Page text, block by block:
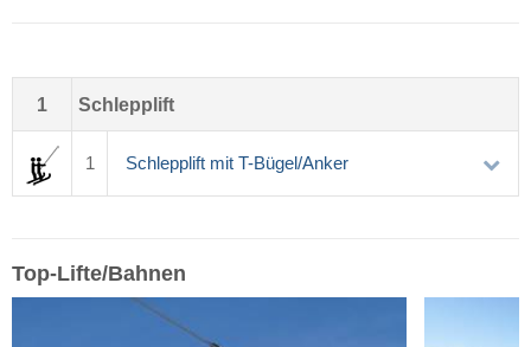
1 Schlepplift
1 Schlepplift mit T-Bügel/Anker
Top-Lifte/Bahnen